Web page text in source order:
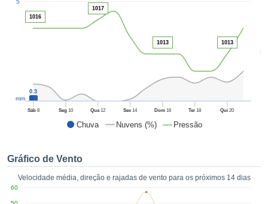
fornecer-
de alta
a
o
no
como
ACEITAR
Chuva Nuvens (%) Pressão
50
Sáb8 Seg10 Qua12 Sex 14 Dom16 Ter 18 Qui 20
5
mm
0.3
1016
1017
1013 1013
Gráfico de Vento
Velocidade média, direção e rajadas de vento para os próximos 14 dias
60